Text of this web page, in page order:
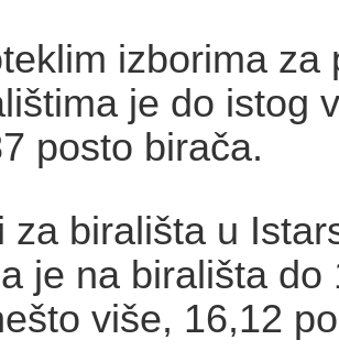
izborima za
je do istog
posto birača.
za birališta u
je na birališta do
više, 16,12